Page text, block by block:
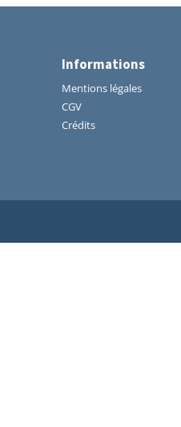
Informations
Mentions légales
CGV
Crédits